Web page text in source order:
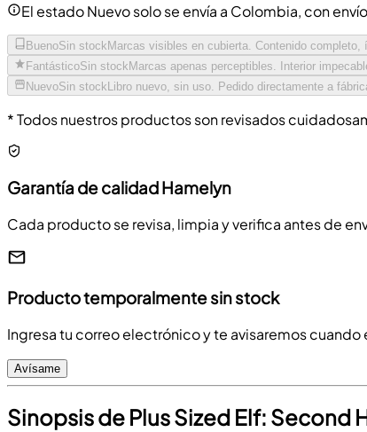
El estado Nuevo solo se envía a Colombia, con
BuenoSin stockMarcas visibles en cubierta. Contenido completo,
FantásticoSin stockMarcas apenas perceptibles. Interior
NuevoSin stockLibro nuevo, sin uso. Pedido directamente a
* Todos nuestros productos son revisados
Garantía de calidad Hamelyn
Cada producto se revisa, limpia y verifica antes de
Producto temporalmente sin stock
Ingresa tu correo electrónico y te avisaremos
Avísame
Sinopsis de Plus Sized Elf: Second